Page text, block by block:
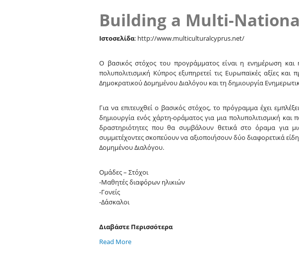
Building a Multi-
Ιστοσελίδα: http://www.multiculturalcyprus.net/
Ο βασικός στόχος του προγράμματος είναι η ενημέρωση και
πολυπολιτισμική Κύπρος εξυπηρετεί τις Ευρωπαϊκές αξίες
Δημοκρατικού Δομημένου Διαλόγου και τη δημιουργία
Για να επιτευχθεί ο βασικός στόχος, το πρόγραμμα έχει
δημιουργία ενός χάρτη-οράματος για μια πολυπολιτισμική
δραστηριότητες που θα συμβάλουν θετικά στο όραμα για
συμμετέχοντες σκοπεύουν να αξιοποιήσουν δύο διαφορετικά
Δομημένου Διαλόγου.
Ομάδες – Στόχοι
-Μαθητές διαφόρων ηλικιών
-Γονείς
-Δάσκαλοι
Διαβάστε Περισσότερα
Read More